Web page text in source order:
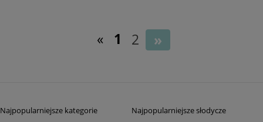
« 1 2 »
Najpopularniejsze kategorie
Najpopularniejsze słodycze